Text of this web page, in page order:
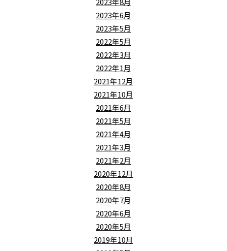
2023年6月
2023年5月
2022年5月
2022年3月
2022年1月
2021年12月
2021年10月
2021年6月
2021年5月
2021年4月
2021年3月
2021年2月
2020年12月
2020年8月
2020年7月
2020年6月
2020年5月
2019年10月